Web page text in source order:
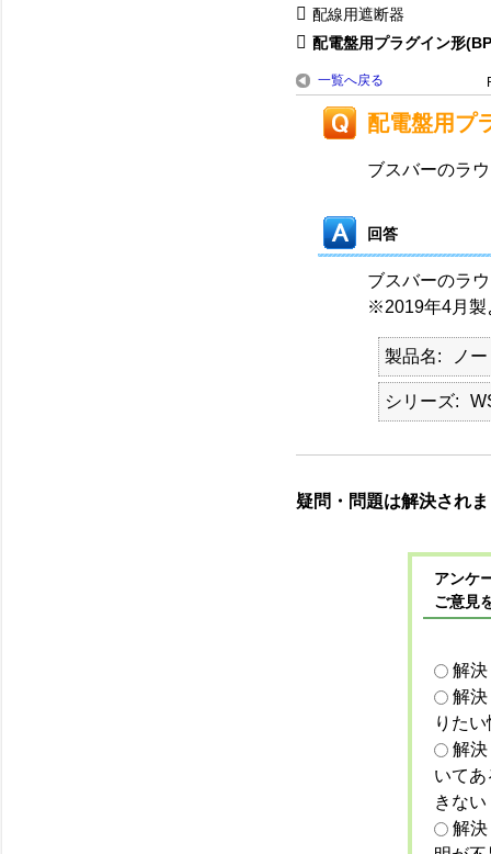
配線用遮断器
配電盤用プラグイン形
一覧へ戻る
配電盤用プ
ブスバーのラ
回答
ブスバーのラ
※2019年4月製
製品名 ノ
シリーズ
疑問・問題は解決され
アンケ
ご意見
解
解
りた
解
いて
きない
解